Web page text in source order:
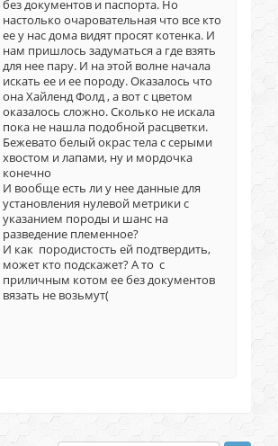
без документов и паспорта. Но
настолько очаровательная что все кто
ее у нас дома видят просят котенка. И
нам пришлось задуматься а где взять
для нее пару. И на этой волне начала
искать ее и ее породу. Оказалось что
она Хайленд Фолд , а вот с цветом
оказалось сложно. Сколько не искала
пока не нашла подобной расцветки.
Бежевато белый окрас тела с серыми
хвостом и лапами, ну и мордочка
конечно
И вообще есть ли у нее данные для
установления нулевой метрики с
указанием породы и шанс на
разведение племенное?
И как породистость ей подтвердить,
может кто подскажет? А то с
приличным котом ее без документов
вязать не возьмут(